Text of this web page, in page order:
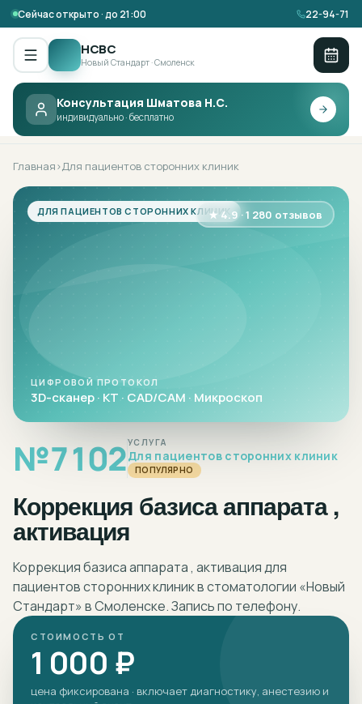
Сейчас открыто · до 21:00 22-94-71
НСВС
Новый Стандарт · Смоленск
Консультация Шматова Н.С.
индивидуально · бесплатно
НСВС ·ДЛЯ ПАЦИЕНТОВ СТОРОННИХ
КЛИНИК
Главная›Для пациентов сторонних клиник
№7102УСЛУГА
Для пациентов сторонних клиник
ПОПУЛЯРНО
Коррекция базиса аппарата ,
активация
Коррекция базиса аппарата , активация для
пациентов сторонних клиник в стоматологии «Новый
Стандарт» в Смоленске. Запись по телефону.
СТОИМОСТЬ ОТ
1 000 ₽
цена фиксирована · включает диагностику, анестезию и
ДЛЯ ПАЦИЕНТОВ СТОРОННИХ КЛИНИК★ 4.9 · 1 280 отзывов
ЦИФРОВОЙ ПРОТОКОЛ
3D-сканер · КТ · CAD/CAM · Микроскоп